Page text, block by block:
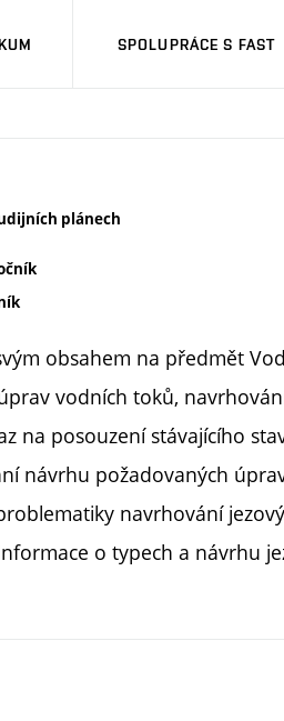
SPOLUPRÁCE S FAST
plánech
obsahem na předmět
vodních toků,
na posouzení stávajícího
návrhu požadovaných
navrhování
o typech a návrhu